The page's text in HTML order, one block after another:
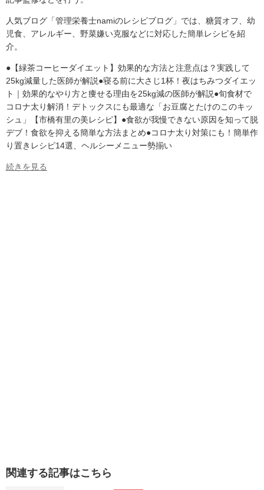
人気ブログ「管理栄養士namiのレシピブログ」では、糖質オフ、幼
児食、アレルギー、野菜嫌い克服などに対応した簡単レシピを紹
介。
●【緑茶コーヒーダイエット】効果的な方法と注意点は？実践して
25kg減量した医師が解説●寝る前に大さじ1杯！夜はちみつダイエッ
ト｜効果的なやり方と痩せる理由を25kg減の医師が解説●旬食材で
コロナ太り解消！デトックスにも最適な「お豆腐とたけのこのキッ
シュ」【市橋有里の美レシピ】●食欲が我慢できない原因を知って脱
デブ！食欲を抑える簡単な方法まとめ●コロナ太り対策にも！簡単作
り置きレシピ14選、ヘルシーメニュー勢揃い
続きを見る
関連する記事はこちら